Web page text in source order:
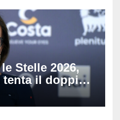
Stelle 2026,
tenta il doppio
Ornella
Guerritore